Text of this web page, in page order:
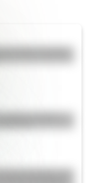
San Martín contada
Bolivia: historia,
Rafael Obligado, una